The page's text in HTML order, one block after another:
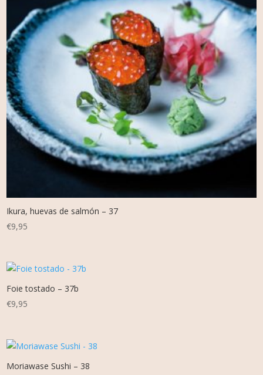
Ikura, huevas de salmón – 37
€9,95
Foie tostado – 37b
€9,95
Moriawase Sushi – 38